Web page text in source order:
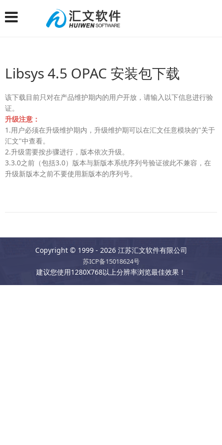
Libsys 4.5 OPAC 安装包下载
该下载目前只对在产品维护期内的用户开放，请输入以下信息进行验
证。
升级注意：
1.用户必须在升级维护期内，升级维护期可以在汇文任意模块的"关于
汇文"中查看。
2.升级需要按步骤进行，版本依次升级。
3.3.0之前（包括3.0）版本与新版本系统序列号验证彼此不兼容，在
升级新版本之前不要使用新版本的序列号。
Copyright © 1999 - 2026 江苏汇文软件有限公司
苏ICP备15018624号
建议您使用1280X768以上分辨率浏览最佳效果！